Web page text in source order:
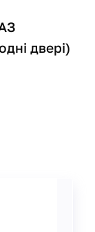
двері)